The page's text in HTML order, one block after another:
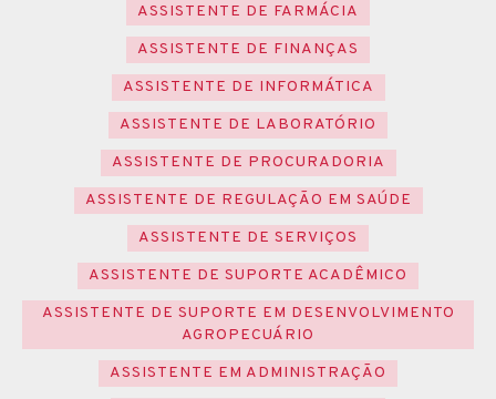
ASSISTENTE DE FARMÁCIA
ASSISTENTE DE FINANÇAS
ASSISTENTE DE INFORMÁTICA
ASSISTENTE DE LABORATÓRIO
ASSISTENTE DE PROCURADORIA
ASSISTENTE DE REGULAÇÃO EM SAÚDE
ASSISTENTE DE SERVIÇOS
ASSISTENTE DE SUPORTE ACADÊMICO
ASSISTENTE DE SUPORTE EM DESENVOLVIMENTO
AGROPECUÁRIO
ASSISTENTE EM ADMINISTRAÇÃO